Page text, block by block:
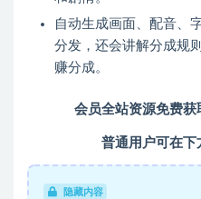
自动生成画面、配音、
分发，还会讲解分成规
赚分成。
会员全站资源免费
普通用户可在下
隐藏内容